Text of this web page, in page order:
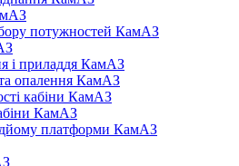
потужностей КамАЗ
і приладдя КамАЗ
опалення КамАЗ
кабіни КамАЗ
КамАЗ
платформи КамАЗ